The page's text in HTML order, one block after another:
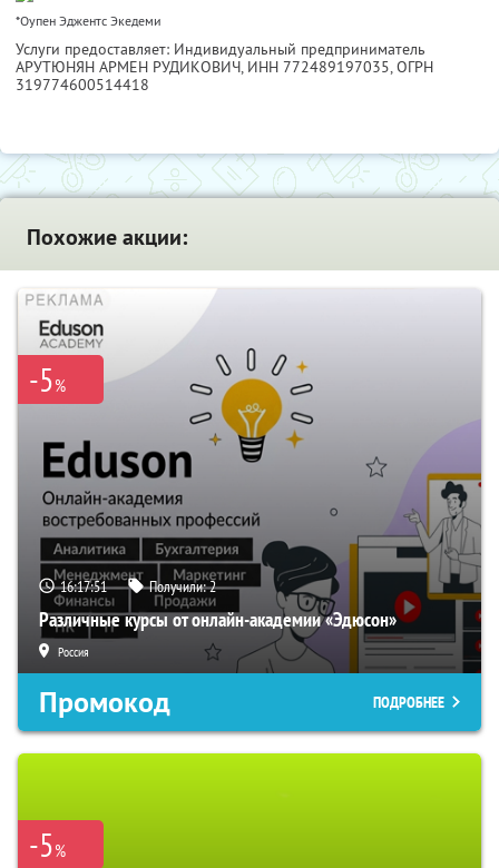
*Оупен Эджентс Экедеми
Услуги предоставляет: Индивидуальный предприниматель
АРУТЮНЯН АРМЕН РУДИКОВИЧ, ИНН 772489197035, ОГРН
319774600514418
Похожие акции:
-5%
16:17:50 Получили:2
Различные курсы от онлайн-академии «Эдюсон»
Россия
Промокод ПОДРОБНЕЕ
-5%